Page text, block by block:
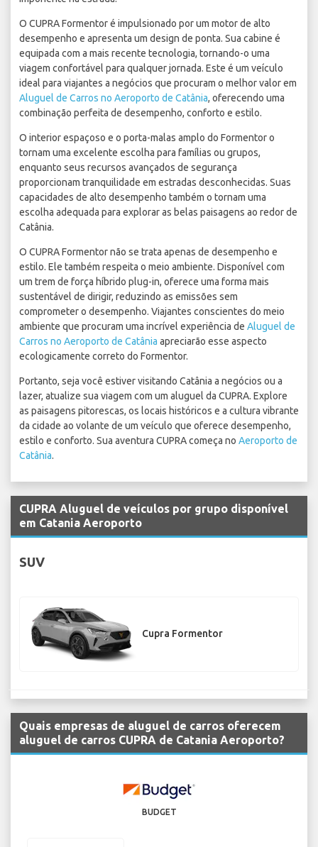
O CUPRA Formentor é impulsionado por um motor de alto
desempenho e apresenta um design de ponta. Sua cabine é
equipada com a mais recente tecnologia, tornando-o uma
viagem confortável para qualquer jornada. Este é um veículo
ideal para viajantes a negócios que procuram o melhor valor em
Aluguel de Carros no Aeroporto de Catânia, oferecendo uma
combinação perfeita de desempenho, conforto e estilo.
O interior espaçoso e o porta-malas amplo do Formentor o
tornam uma excelente escolha para famílias ou grupos,
enquanto seus recursos avançados de segurança
proporcionam tranquilidade em estradas desconhecidas. Suas
capacidades de alto desempenho também o tornam uma
escolha adequada para explorar as belas paisagens ao redor de
Catânia.
O CUPRA Formentor não se trata apenas de desempenho e
estilo. Ele também respeita o meio ambiente. Disponível com
um trem de força híbrido plug-in, oferece uma forma mais
sustentável de dirigir, reduzindo as emissões sem
comprometer o desempenho. Viajantes conscientes do meio
ambiente que procuram uma incrível experiência de Aluguel de
Carros no Aeroporto de Catânia apreciarão esse aspecto
ecologicamente correto do Formentor.
Portanto, seja você estiver visitando Catânia a negócios ou a
lazer, atualize sua viagem com um aluguel da CUPRA. Explore
as paisagens pitorescas, os locais históricos e a cultura vibrante
da cidade ao volante de um veículo que oferece desempenho,
estilo e conforto. Sua aventura CUPRA começa no Aeroporto de
Catânia.
CUPRA Aluguel de veículos por grupo disponível
em Catania Aeroporto
SUV
Cupra Formentor
Quais empresas de aluguel de carros oferecem
aluguel de carros CUPRA de Catania Aeroporto?
BUDGET